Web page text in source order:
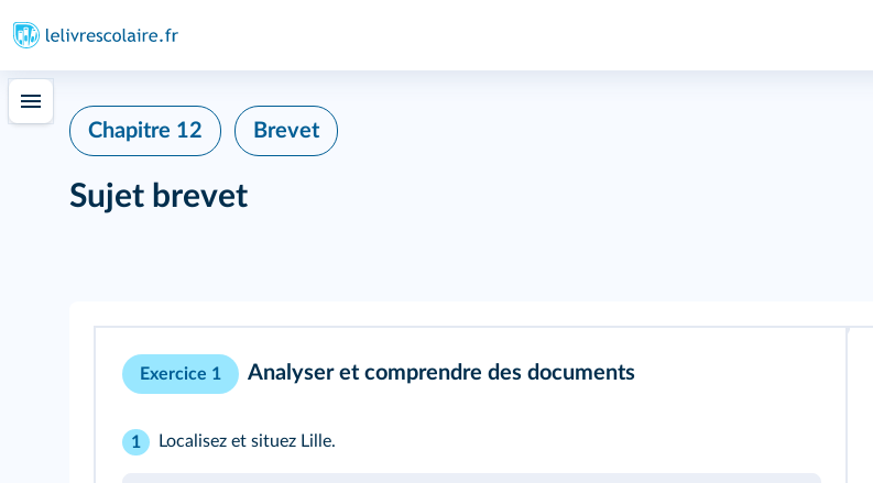
Chapitre 12 Brevet
Sujet brevet
Exercice 1 Analyser et comprendre des documents
1 Localisez et situez Lille.